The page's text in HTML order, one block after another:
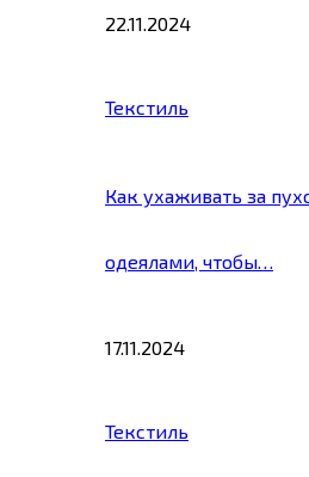
22.11.2024
Текстиль
Как ухаживать за
одеялами, чтобы…
17.11.2024
Текстиль